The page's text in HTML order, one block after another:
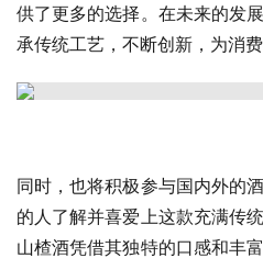
供了更多的选择。在未来的发
承传统工艺，不断创新，为消
同时，也将积极参与国内外的
的人了解并喜爱上这款充满传
山楂酒凭借其独特的口感和丰